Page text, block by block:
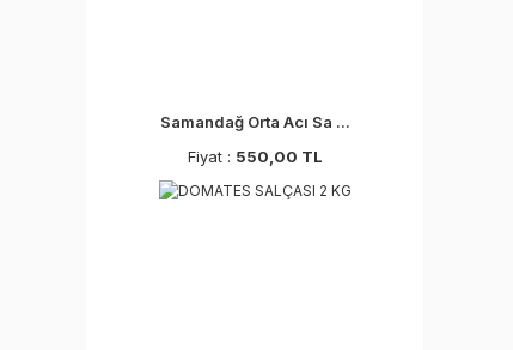
Samandağ Orta Acı Sa ...
Fiyat : 550,00 TL